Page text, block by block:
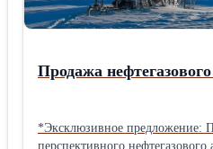
Продажа
*Эксклюзивное предложение:
перспективного